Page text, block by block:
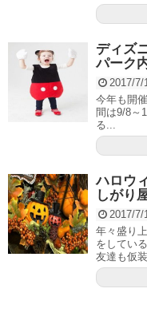
ディズ
パーク
2017/7/
今年も開
間は9/8～
る...
ハロウ
しがり
2017/7/
年々盛り
をしてい
友達も仮